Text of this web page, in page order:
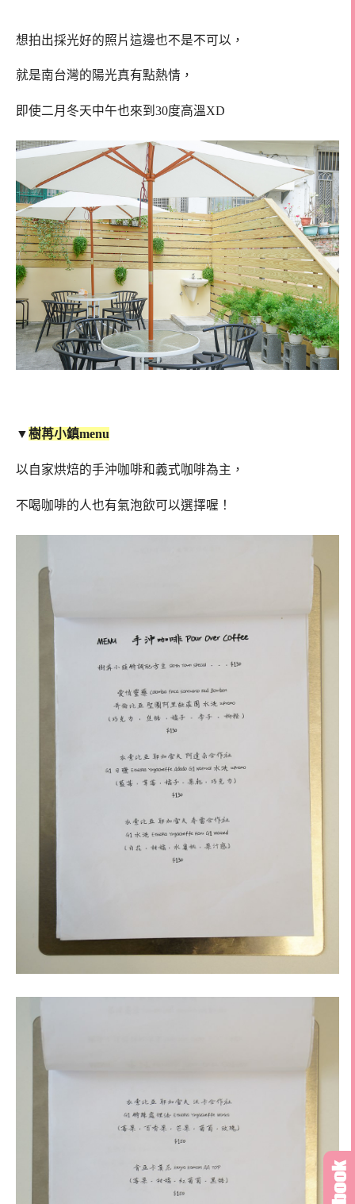
想拍出採光好的照片這邊也不是不可以，
就是南台灣的陽光真有點熱情，
即使二月冬天中午也來到30度高溫XD
▼樹苒小鎮menu
以自家烘焙的手沖咖啡和義式咖啡為主，
不喝咖啡的人也有氣泡飲可以選擇喔！